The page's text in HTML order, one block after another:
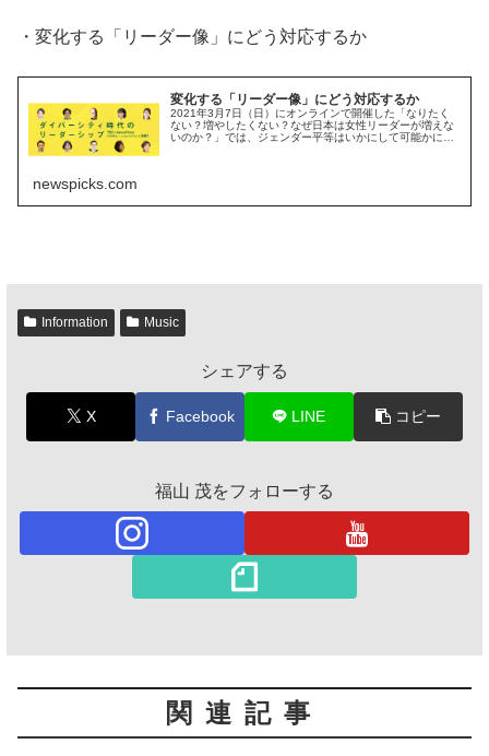
・変化する「リーダー像」にどう対応するか
変化する「リーダー像」にどう対応するか
2021年3月7日（日）にオンラインで開催した「なりたく
ない？増やしたくない？なぜ日本は女性リーダーが増えな
いのか？」では、ジェンダー平等はいかにして可能かにつ
newspicks.com
Information Music
シェアする
X Facebook LINE コピー
福山 茂をフォローする
関連記事